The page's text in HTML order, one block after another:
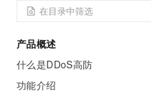
产品概述
什么是DDoS高防
功能介绍
精选产品
人工智能与机器学习
精选解决方案
AI